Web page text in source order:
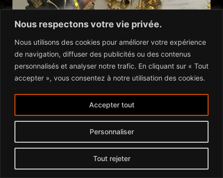
Nous respectons votre vie privée.
Nous utilisons des cookies pour améliorer votre expérience
de navigation, diffuser des publicités ou des contenus
personnalisés et analyser notre trafic. En cliquant sur « Tout
accepter », vous consentez à notre utilisation des cookies.
Personnaliser
Tout rejeter
Accepter tout
© 2026 IN.INDECO -Mentions légales
byTigris Studios